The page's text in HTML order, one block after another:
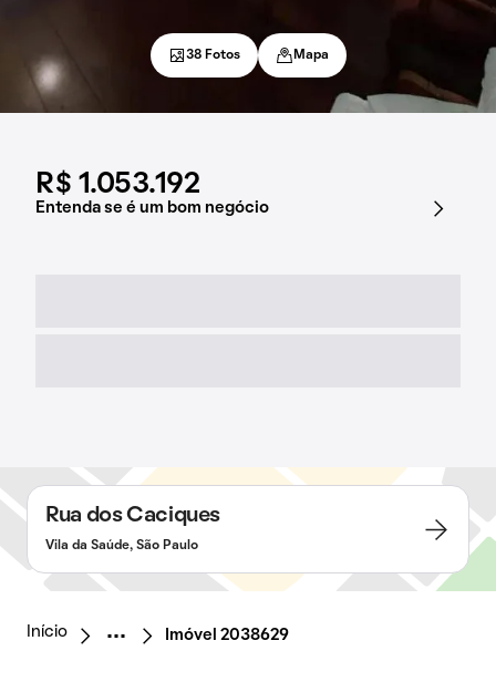
R$ 1.053.192
Entenda se é um bom negócio
38 Fotos Mapa
Rua dos Caciques
Vila da Saúde, São Paulo
Início Imóvel 2038629